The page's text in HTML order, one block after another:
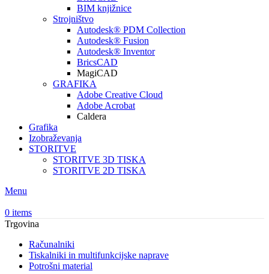
BIM knjižnice
Strojništvo
Autodesk® PDM Collection
Autodesk® Fusion
Autodesk® Inventor
BricsCAD
MagiCAD
GRAFIKA
Adobe Creative Cloud
Adobe Acrobat
Caldera
Grafika
Izobraževanja
STORITVE
STORITVE 3D TISKA
STORITVE 2D TISKA
Menu
0 items
Trgovina
Računalniki
Tiskalniki in multifunkcijske naprave
Potrošni material